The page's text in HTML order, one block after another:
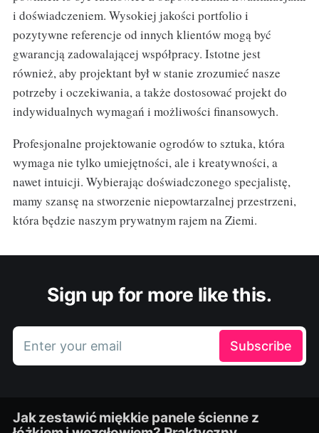
i doświadczeniem. Wysokiej jakości portfolio i
pozytywne referencje od innych klientów mogą być
gwarancją zadowalającej współpracy. Istotne jest
również, aby projektant był w stanie zrozumieć nasze
potrzeby i oczekiwania, a także dostosować projekt do
indywidualnych wymagań i możliwości finansowych.
Profesjonalne projektowanie ogrodów to sztuka, która
wymaga nie tylko umiejętności, ale i kreatywności, a
nawet intuicji. Wybierając doświadczonego specjalistę,
mamy szansę na stworzenie niepowtarzalnej przestrzeni,
która będzie naszym prywatnym rajem na Ziemi.
Sign up for more like this.
Enter your email Subscribe
Jak zestawić miękkie panele ścienne z